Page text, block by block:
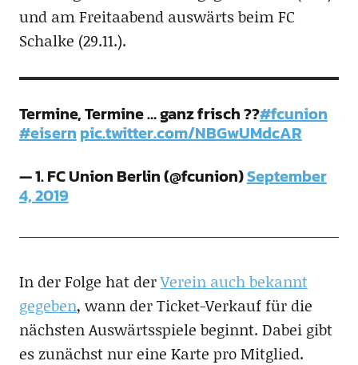
und am Freitaabend auswärts beim FC
Schalke (29.11.).
Termine, Termine … ganz frisch ??#fcunion
#eisern pic.twitter.com/NBGwUMdcAR
— 1. FC Union Berlin (@fcunion)September
4, 2019
In der Folge hat derVerein auch bekannt
gegeben, wann der Ticket-Verkauf für die
nächsten Auswärtsspiele beginnt. Dabei gibt
es zunächst nur eine Karte pro Mitglied.